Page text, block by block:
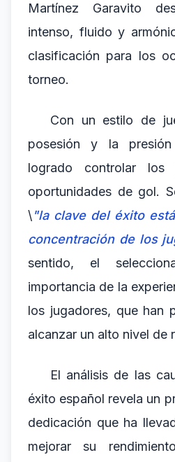
Martínez Garavito
intenso, fluido y
clasificación para los
torneo.
Con un estilo de
posesión y la
logrado controlar
oportunidades de gol.
\"la clave del éxito
concentración de los
sentido, el
importancia de la
los jugadores, que han
alcanzar un alto nivel de
El análisis de las
éxito español revela un
dedicación que ha
mejorar su